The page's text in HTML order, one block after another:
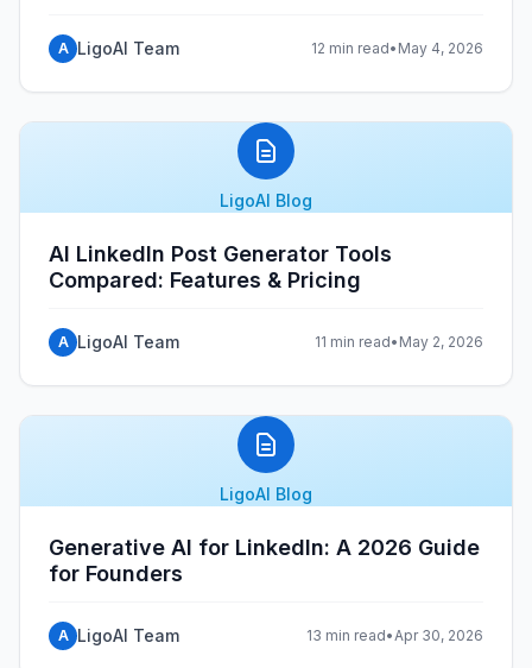
A LigoAI Team 12 min read• May 4, 2026
LigoAI Blog
AI LinkedIn Post Generator Tools
Compared: Features & Pricing
A LigoAI Team 11 min read• May 2, 2026
LigoAI Blog
Generative AI for LinkedIn: A 2026 Guide
for Founders
A LigoAI Team 13 min read•Apr 30, 2026